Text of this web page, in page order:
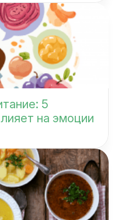
5
на эмоции